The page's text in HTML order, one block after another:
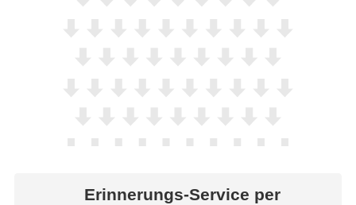
Erinnerungs-Service per